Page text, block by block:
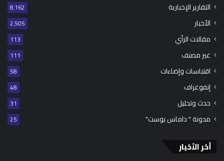
التقارير الإخبارية 8٬162
الأخبار 2٬505
مقالات الرأي 113
غير مصنف 111
اقتباسات وإضاءات 58
إنفوغراف 48
حدث وتحليل 31
مدونة " داماس بوست" 25
أخر الأخبار